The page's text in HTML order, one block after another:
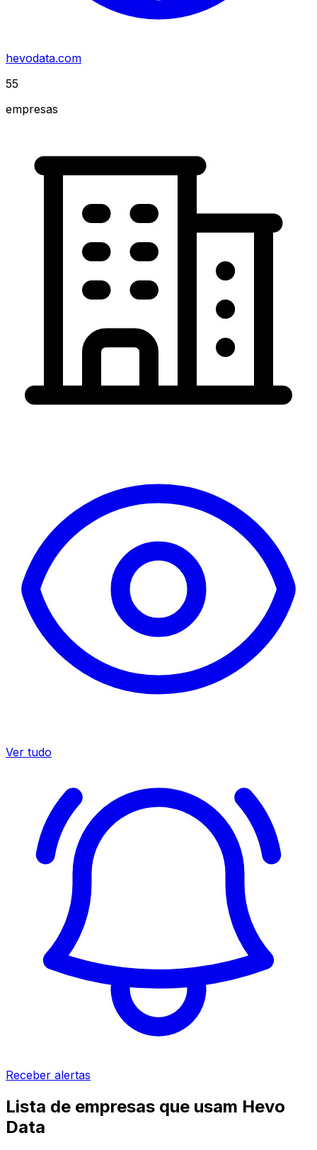
hevodata.com
55
empresas
Ver tudo
Receber alertas
Lista de empresas que usam Hevo
Data